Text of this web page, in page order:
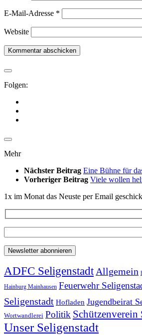
E-Mail-Adresse *
Website
Folgen:
Mehr
Nächster Beitrag Eine Bühne für
Vorheriger Beitrag Viele wollen
1x im Monat das Neuste per Email
ADFC SeligenstadtAllgemein
Hainburg Mainhausen Feuerwehr
Seligenstadt Hofladen Jugendbeirat
Wortwandlerei Politik
Unser Seligenstadt